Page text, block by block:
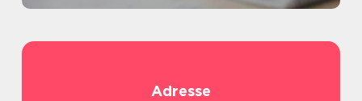
Adresse